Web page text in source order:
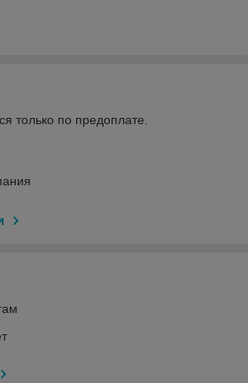
только по предоплате.